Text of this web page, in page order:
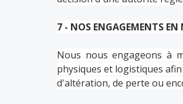
7 - NOS ENGAGEMENTS EN
Nous nous engageons à
physiques et logistiques
d'altération, de perte ou